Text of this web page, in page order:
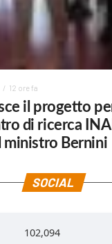
12 ore fa
il progetto
di ricerca
ministro Bernini
SOCIAL
102,094